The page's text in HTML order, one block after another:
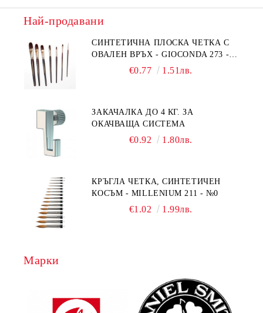
Най-продавани
СИНТЕТИЧНА ПЛОСКА ЧЕТКА С
ОВАЛЕН ВРЪХ - GIOCONDA 273 -
€0.77 1.51лв.
ЗАКАЧАЛКА ДО 4 КГ. ЗА
ОКАЧВАЩА СИСТЕМА
€0.92 1.80лв.
КРЪГЛА ЧЕТКА, СИНТЕТИЧЕН
КОСЪМ - MILLENIUM 211 - №0
€1.02 1.99лв.
Марки